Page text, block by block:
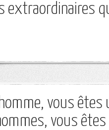
extraordinaires
homme, vous
vous êtes